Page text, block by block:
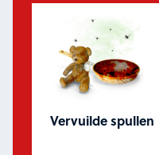
Vervuilde spullen